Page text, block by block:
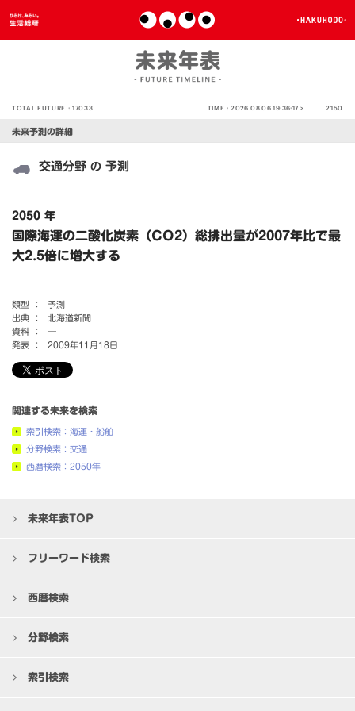
TOTAL FUTURE :17033 TIME :2026.08.06 19:36:17 > 2150
未来予測の詳細
交通分野 の 予測
2050 年
国際海運の二酸化炭素（CO2）総排出量が2007年比で最
大2.5倍に増大する
類型 ：
予測
出典 ：
北海道新聞
資料 ：
―
発表 ：
2009年11月18日
関連する未来を検索
索引検索：海運・船舶
分野検索：交通
西暦検索：2050年
未来年表TOP
フリーワード検索
西暦検索
分野検索
索引検索